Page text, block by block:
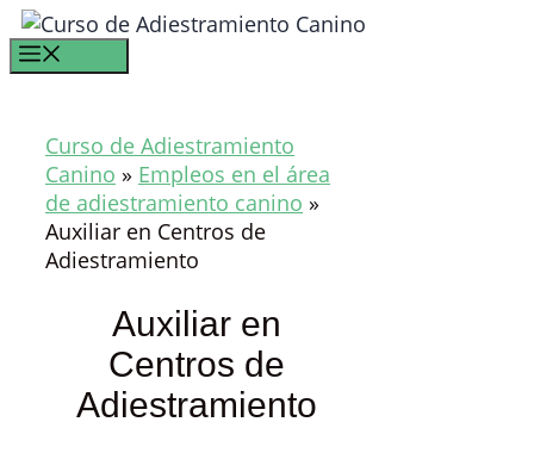
Saltar
al
contenido
Curso de Adiestramiento
Canino » Empleos en el área
de adiestramiento canino »
Auxiliar en Centros de
Adiestramiento
Auxiliar en
Centros de
Adiestramiento